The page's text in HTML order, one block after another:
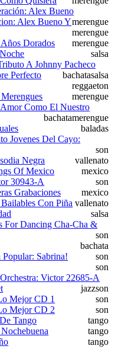
Alex Bueno
merengue
Alex Bueno Y
merengue
Dorados
merengue
salsa
A Johnny Pacheco
salsa
Perfecto
bachata
reggaeton
merengue
Como El Nuestro
merengue
bachata
baladas
Jovenes Del Cayo:
son
Negra
vallenato
Of Mexico
mexico
30943-A
son
Grabaciones
mexico
Con Piña vallenato
salsa
For Dancing Cha-Cha &
son
bachata
Sabrina!
son
son
Victor 22685-A
son
jazz
Mejor CD 1
son
Mejor CD 2
son
Tango
tango
tango
tango